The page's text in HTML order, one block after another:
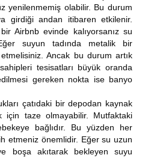
yenilenmemiş olabilir. Bu durum
girdiği andan itibaren etkilenir.
Airbnb evinde kalıyorsanız su
suyun tadında metalik bir
Ancak bu durum artık
tesisatları büyük oranda
gereken nokta ise banyo
çatıdaki bir depodan kaynak
için taze olmayabilir. Mutfaktaki
bağlıdır. Bu yüzden her
etmeniz önemlidir. Eğer su uzun
boşa akıtarak bekleyen suyu